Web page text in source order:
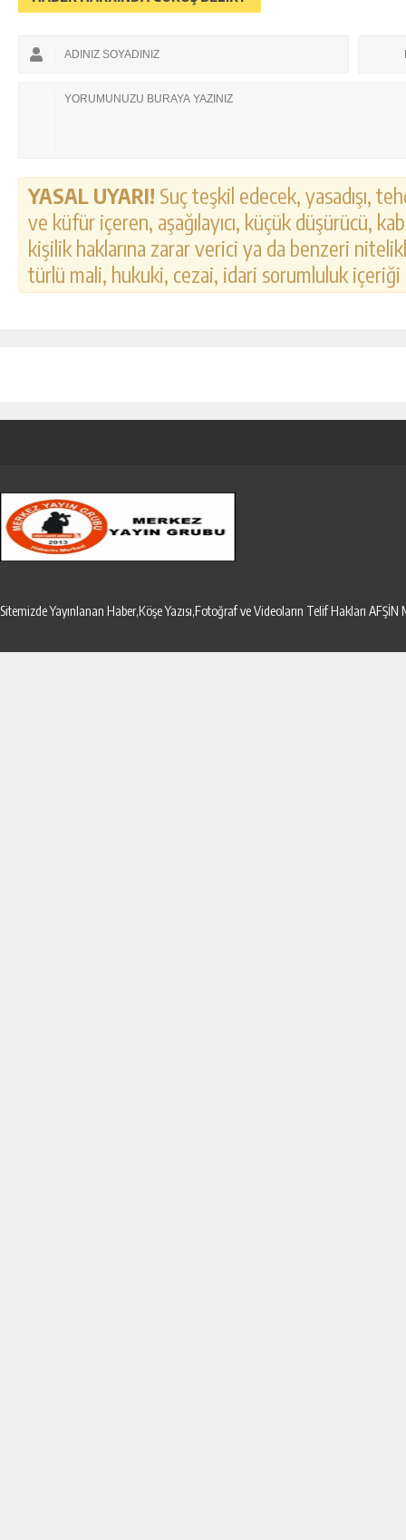
YASAL UYARI! Suç teşkil edecek, yasadışı,
ve küfür içeren, aşağılayıcı, küçük düşürücü,
kişilik haklarına zarar verici ya da benzeri
türlü mali, hukuki, cezai, idari sorumluluk
Sitemizde Yayınlanan Haber,Köşe Yazısı,Fotoğraf ve Videoların Telif Hakları